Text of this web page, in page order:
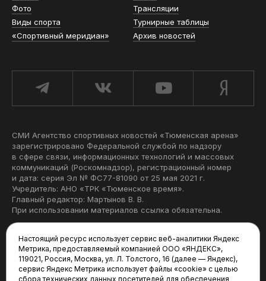
Фото
Трансляции
Виды спорта
Турнирные таблицы
«Спортивный меридиан»
Архив новостей
СМИ Агентство спортивных новостей «Тюменская арена»
зарегистрировано Федеральной службой по надзору
в сфере связи, информационных технологий и массовых
коммуникаций (Роскомнадзор), регистрационный номер
и дата: серия Эл № ФС77-81090 от 25 мая 2021 г.
Учредитель: АНО «ТРК «Тюменское время».
Главный редактор: Мартынов В. В.
При использовании материалов ссылка обязательна.
Редакция:
625035, Тюмень, пр. Геологоразведчиков, 28А
Настоящий ресурс использует сервис веб-аналитики Яндекс
Метрика, предоставляемый компанией ООО «ЯНДЕКС»,
119021, Россия, Москва, ул. Л. Толстого, 16 (далее — Яндекс),
сервис Яндекс Метрика использует файлы «cookie» с целью
сбора технических данных посетителей для обеспечения